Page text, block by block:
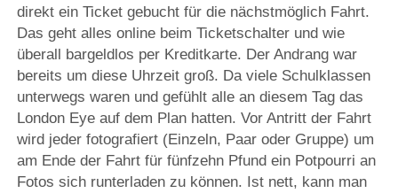
direkt ein Ticket gebucht für die nächstmöglich Fahrt.
Das geht alles online beim Ticketschalter und wie
überall bargeldlos per Kreditkarte. Der Andrang war
bereits um diese Uhrzeit groß. Da viele Schulklassen
unterwegs waren und gefühlt alle an diesem Tag das
London Eye auf dem Plan hatten. Vor Antritt der Fahrt
wird jeder fotografiert (Einzeln, Paar oder Gruppe) um
am Ende der Fahrt für fünfzehn Pfund ein Potpourri an
Fotos sich runterladen zu können. Ist nett, kann man